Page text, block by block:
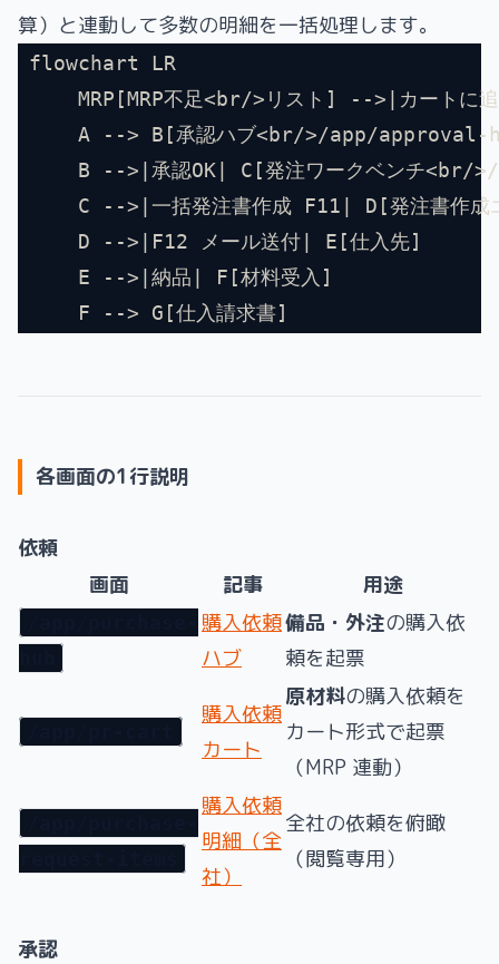
算）と連動して多数の明細を一括処理します。
flowchart LR
MRP[MRP不足<br/>リスト] -->|カートに
A --> B[承認ハブ<br/>/app/approval-
B -->|承認OK| C[発注ワークベンチ
C -->|一括発注書作成 F11| D[発注書
    D -->|F12 メール送付| E[仕入先]
    E -->|納品| F[材料受入]
    F --> G[仕入請求書]
各画面の1行説明
依頼
画面
記事 用途
購入依頼
ハブ
備品・外注の購入依
頼を起票
購入依頼
カート
原材料の購入依頼を
カート形式で起票
（MRP 連動）
購入依頼
明細（全
社）
全社の依頼を俯瞰
（閲覧専用）
承認